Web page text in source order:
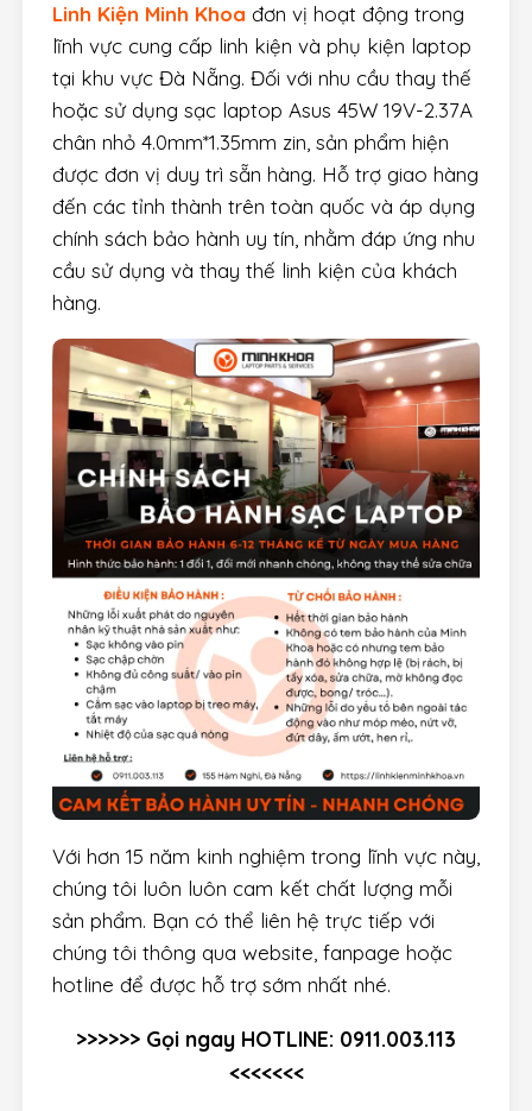
Linh Kiện Minh Khoa đơn vị hoạt động trong
lĩnh vực cung cấp linh kiện và phụ kiện laptop
tại khu vực Đà Nẵng. Đối với nhu cầu thay thế
hoặc sử dụng sạc laptop Asus 45W 19V-2.37A
chân nhỏ 4.0mm*1.35mm zin, sản phẩm hiện
được đơn vị duy trì sẵn hàng. Hỗ trợ giao hàng
đến các tỉnh thành trên toàn quốc và áp dụng
chính sách bảo hành uy tín, nhằm đáp ứng nhu
cầu sử dụng và thay thế linh kiện của khách
hàng.
Với hơn 15 năm kinh nghiệm trong lĩnh vực này,
chúng tôi luôn luôn cam kết chất lượng mỗi
sản phẩm. Bạn có thể liên hệ trực tiếp với
chúng tôi thông qua website, fanpage hoặc
hotline để được hỗ trợ sớm nhất nhé.
>>>>>> Gọi ngay HOTLINE: 0911.003.113
<<<<<<<